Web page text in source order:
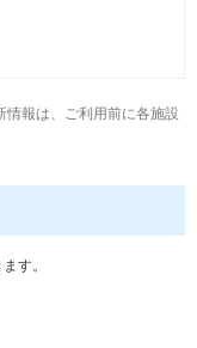
報は、ご利用前に各施設
す。